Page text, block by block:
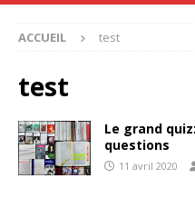
ACCUEIL test
test
Le grand
questions
11 avril 2020